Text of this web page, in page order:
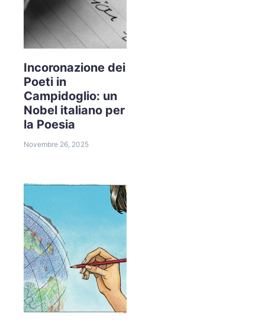
Incoronazione dei
Poeti in
Campidoglio: un
Nobel italiano per
la Poesia
Novembre 26, 2025